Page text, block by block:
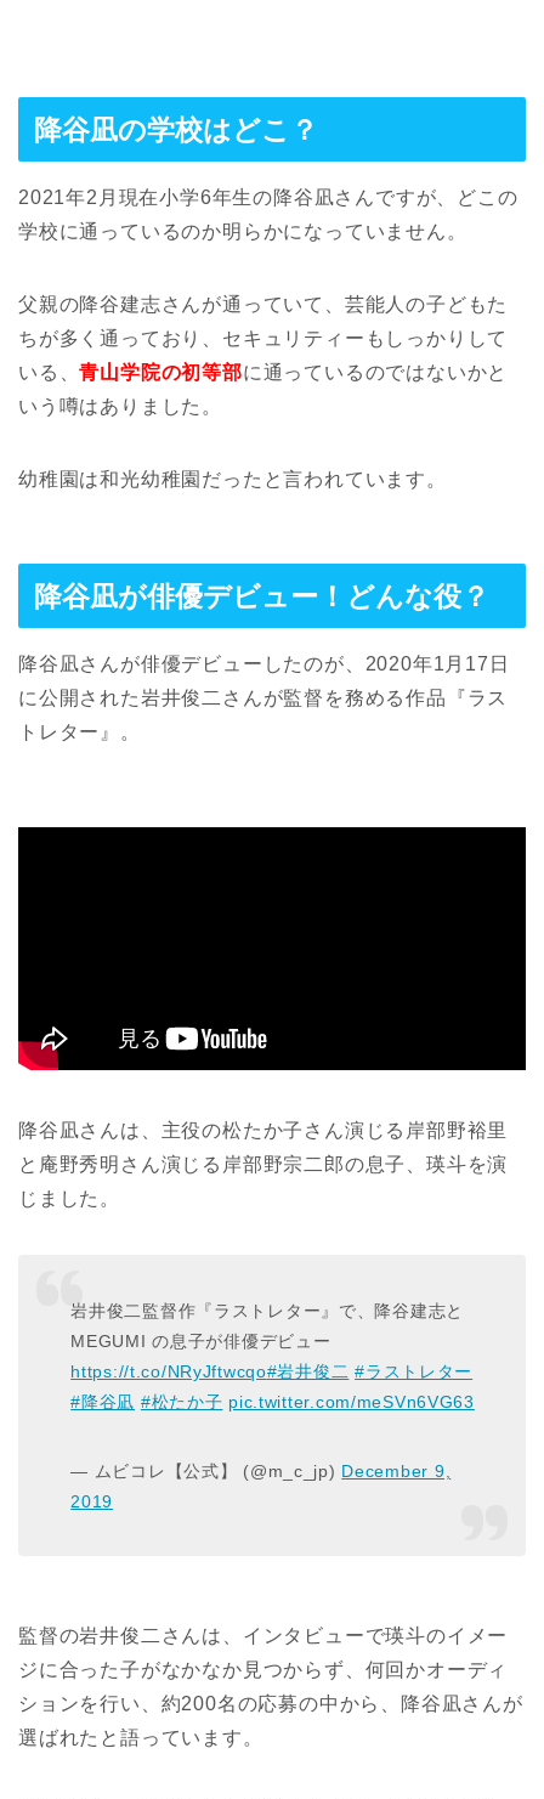
降谷凪の学校はどこ？
2021年2月現在小学6年生の降谷凪さんですが、どこの
学校に通っているのか明らかになっていません。
父親の降谷建志さんが通っていて、芸能人の子どもた
ちが多く通っており、セキュリティーもしっかりして
いる、青山学院の初等部に通っているのではないかと
いう噂はありました。
幼稚園は和光幼稚園だったと言われています。
降谷凪が俳優デビュー！どんな役？
降谷凪さんが俳優デビューしたのが、2020年1月17日
に公開された岩井俊二さんが監督を務める作品『ラス
トレター』。
降谷凪さんは、主役の松たか子さん演じる岸部野裕里
と庵野秀明さん演じる岸部野宗二郎の息子、瑛斗を演
じました。
岩井俊二監督作『ラストレター』で、降谷建志と
MEGUMI の息子が俳優デビュー
https://t.co/NRyJftwcqo#岩井俊二 #ラストレター
#降谷凪 #松たか子 pic.twitter.com/meSVn6VG63
— ムビコレ【公式】 (@m_c_jp) December 9,
2019
監督の岩井俊二さんは、インタビューで瑛斗のイメー
ジに合った子がなかなか見つからず、何回かオーディ
ションを行い、約200名の応募の中から、降谷凪さんが
選ばれたと語っています。